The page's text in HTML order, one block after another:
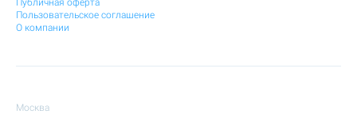
Публичная оферта
Пользовательское соглашение
О компании
Москва